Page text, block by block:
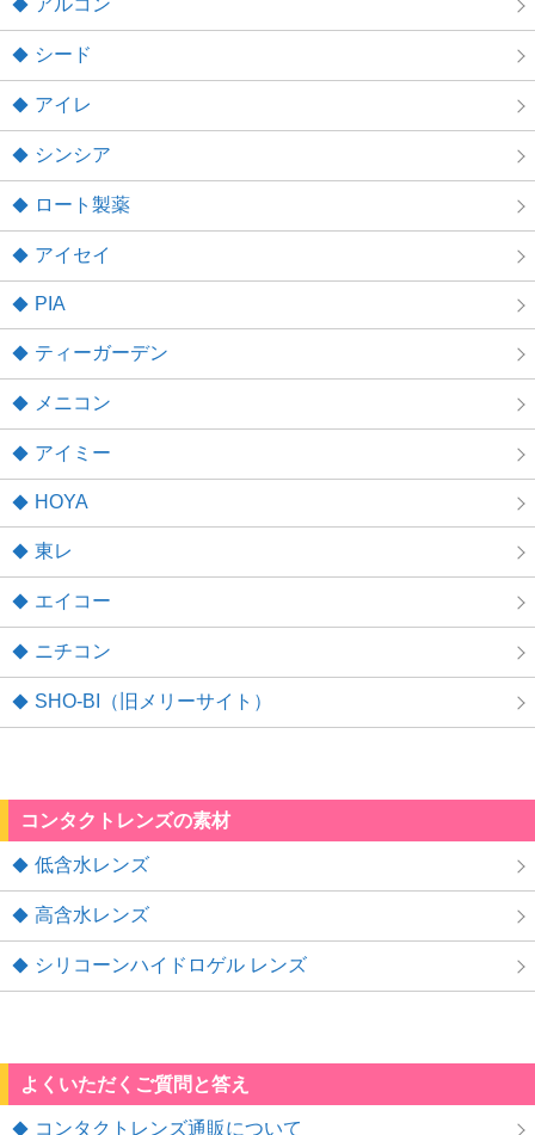
アルコン
シード
アイレ
シンシア
ロート製薬
アイセイ
PIA
ティーガーデン
メニコン
アイミー
HOYA
東レ
エイコー
ニチコン
SHO-BI（旧メリーサイト）
コンタクトレンズの素材
低含水レンズ
高含水レンズ
シリコーンハイドロゲル レンズ
よくいただくご質問と答え
コンタクトレンズ通販について